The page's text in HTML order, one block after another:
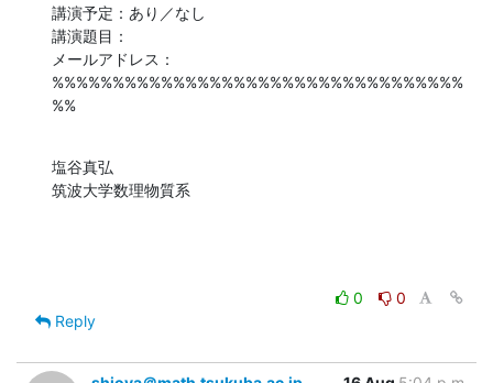
講演予定：あり／なし
講演題目：
メールアドレス：
%%%%%%%%%%%%%%%%%%%%%%%%%%%%%%%%%%
%%
塩谷真弘
筑波大学数理物質系
0
0
Reply